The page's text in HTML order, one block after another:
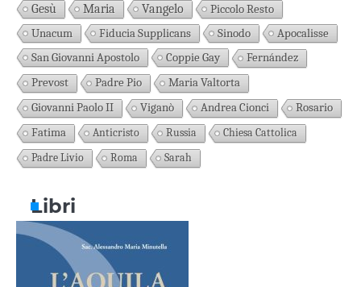
Gesù Maria Vangelo
Piccolo Resto
Unacum
Fiducia Supplicans Sinodo
Apocalisse
San Giovanni Apostolo
Coppie Gay
Fernández
Prevost
Padre Pio
Maria Valtorta
Giovanni Paolo II
Viganò Andrea Cionci
Rosario
Fatima
Anticristo Russia
Chiesa Cattolica
Padre Livio
Roma Sarah
Libri